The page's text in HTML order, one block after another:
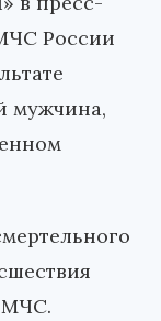
России
мужчина,
МЧС.